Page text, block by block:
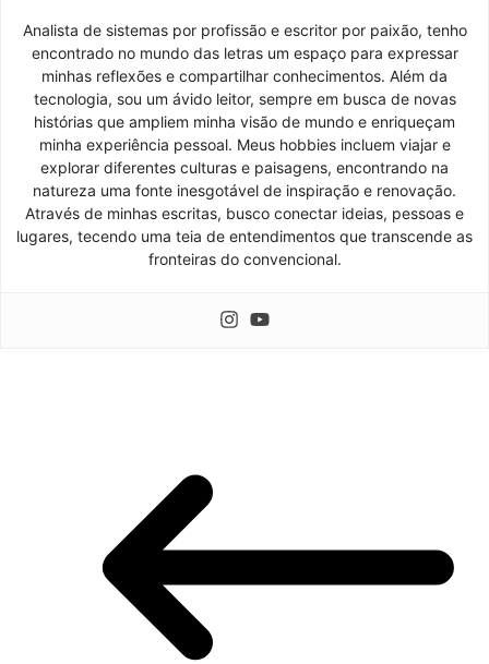
Analista de sistemas por profissão e escritor por paixão, tenho
encontrado no mundo das letras um espaço para expressar
minhas reflexões e compartilhar conhecimentos. Além da
tecnologia, sou um ávido leitor, sempre em busca de novas
histórias que ampliem minha visão de mundo e enriqueçam
minha experiência pessoal. Meus hobbies incluem viajar e
explorar diferentes culturas e paisagens, encontrando na
natureza uma fonte inesgotável de inspiração e renovação.
Através de minhas escritas, busco conectar ideias, pessoas e
lugares, tecendo uma teia de entendimentos que transcende as
fronteiras do convencional.